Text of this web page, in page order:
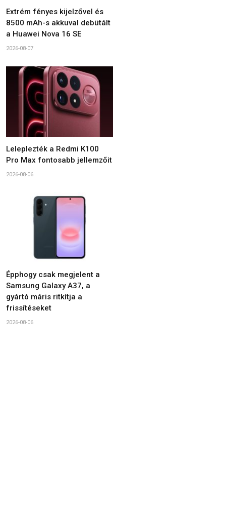
Extrém fényes kijelzővel és
8500 mAh-s akkuval debütált
a Huawei Nova 16 SE
2026-08-07
Leleplezték a Redmi K100
Pro Max fontosabb jellemzőit
2026-08-06
Épphogy csak megjelent a
Samsung Galaxy A37, a
gyártó máris ritkítja a
frissítéseket
2026-08-06